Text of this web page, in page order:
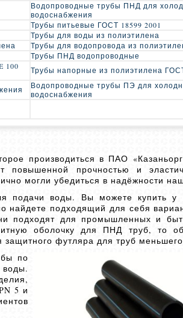
Водопроводные трубы ПНД для
водоснабжения
Трубы питьевые ГОСТ 18599 2001
Трубы для воды из полиэтилена
Трубы для водопровода из
Трубы ПНД водопроводные
100
Трубы напорные из полиэтилена ГОСТ
Водопроводные трубы ПЭ для
водоснабжения
производиться в ПАО
повышенной прочностью и
могли убедиться в надёжности
подачи воды. Вы можете купить у
найдете подходящий для себя
подходят для промышленных и
оболочку для ПНД труб, то
футляра для труб
по
5 и